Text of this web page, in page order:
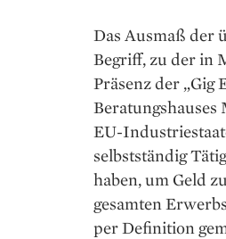
Das Ausmaß der
Begriff, zu der in
Präsenz der „Gig
Beratungshauses
EU-
selbstständig
haben, um Geld
gesamten
per Definition